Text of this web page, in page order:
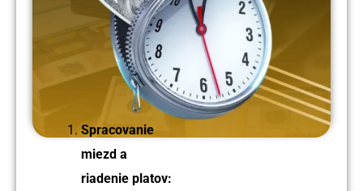
Spracovanie
miezd a
riadenie platov: